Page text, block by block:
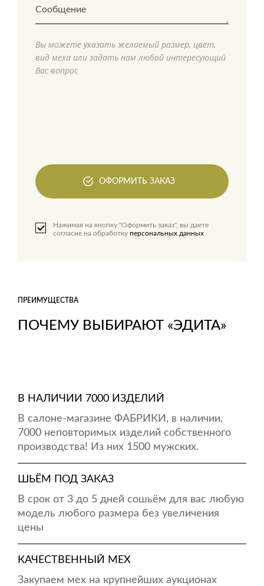
Вы можете указать желаемый размер, цвет,
вид меха или задать нам любой интересующий
Вас вопрос
ОФОРМИТЬ ЗАКАЗ
Нажимая на кнопку "Оформить заказ", вы даете
согласие на обработку персональных данных
ПОЧЕМУ ВЫБИРАЮТ «ЭДИТА»
ПРЕИМУЩЕСТВА
В НАЛИЧИИ 7000 ИЗДЕЛИЙ
В салоне-магазине ФАБРИКИ, в наличии,
7000 неповторимых изделий собственного
производства! Из них 1500 мужских.
ШЬЁМ ПОД ЗАКАЗ
В срок от 3 до 5 дней сошьём для вас любую
модель любого размера без увеличения
цены
КАЧЕСТВЕННЫЙ МЕХ
Закупаем мех на крупнейших аукционах